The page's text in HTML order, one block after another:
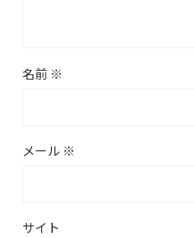
名前 ※
メール ※
サイト